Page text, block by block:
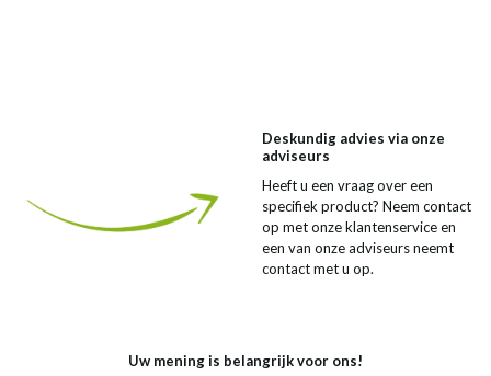
Deskundig advies via onze
adviseurs
Heeft u een vraag over een
specifiek product? Neem contact
op met onze klantenservice en
een van onze adviseurs neemt
contact met u op.
Uw mening is belangrijk voor ons!